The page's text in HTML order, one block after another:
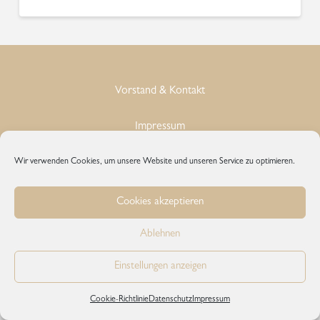
Wir verwenden Cookies, um unsere Website und unseren Service zu optimieren.
Cookies akzeptieren
Ablehnen
Einstellungen anzeigen
Cookie-RichtlinieDatenschutzImpressum
Menge
Vorstand & Kontakt
Impressum
Datenschutz
Cookie-Richtlinie
© 2026 Bundesberufsverband der KosmetikerInnen in
Deutschland e.V.